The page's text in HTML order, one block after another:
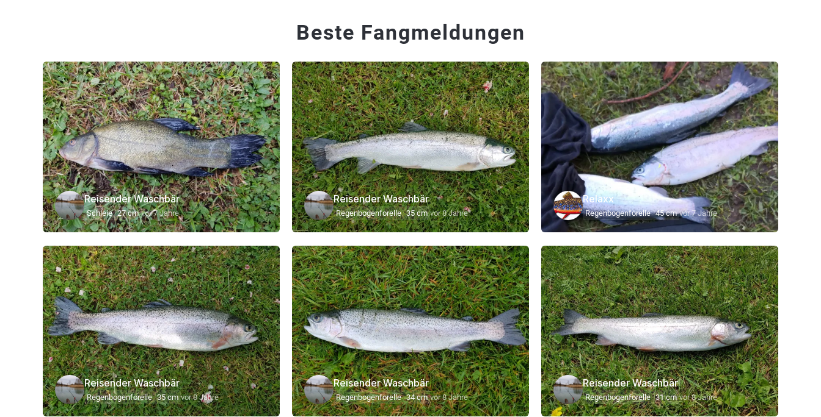
Beste Fangmeldungen
Reisender Waschbär
Schleie 27 cm vor 7 Jahre
Reisender Waschbär
Regenbogenforelle 35 cm vor 8 Jahre
Relaxx
Regenbogenforelle 45 cm vor 7 Jahre
Reisender Waschbär
Regenbogenforelle 35 cm vor 8 Jahre
Reisender Waschbär
Regenbogenforelle 34 cm vor 8 Jahre
Reisender Waschbär
Regenbogenforelle 31 cm vor 8 Jahre